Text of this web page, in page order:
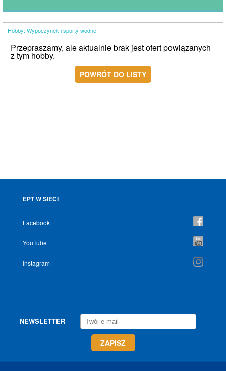
Hobby: Wypoczynek i sporty wodne
Przepraszamy, ale aktualnie brak jest ofert powiązanych
z tym hobby.
POWRÓT DO LISTY
EPT W SIECI
Facebook
YouTube
Instagram
NEWSLETTER